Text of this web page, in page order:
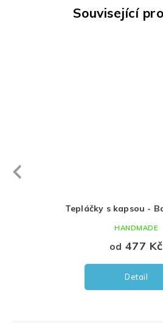
Související
Tepláčky s kapsou -
od 477 Kč
Detail
HANDMADE